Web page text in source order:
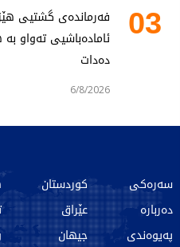
03
فەرماندەی گشتیی
ئامادەباشیی تەواو
دەدات
6/8/2026
سەرەکی
دەربارە
پەیوەندی
کوردستان
عێراق
جیهان